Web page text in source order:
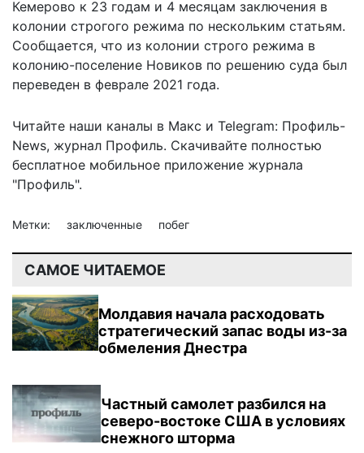
Кемерово к 23 годам и 4 месяцам заключения в
колонии строгого режима по нескольким статьям.
Сообщается, что из колонии строго режима в
колонию-поселение Новиков по решению суда был
переведен в феврале 2021 года.
Читайте наши каналы в Макс и Telegram: Профиль-
News, журнал Профиль. Скачивайте полностью
бесплатное мобильное приложение журнала
"Профиль".
Метки: заключенные побег
САМОЕ ЧИТАЕМОЕ
Молдавия начала расходовать
стратегический запас воды из-за
обмеления Днестра
Частный самолет разбился на
северо-востоке США в условиях
снежного шторма